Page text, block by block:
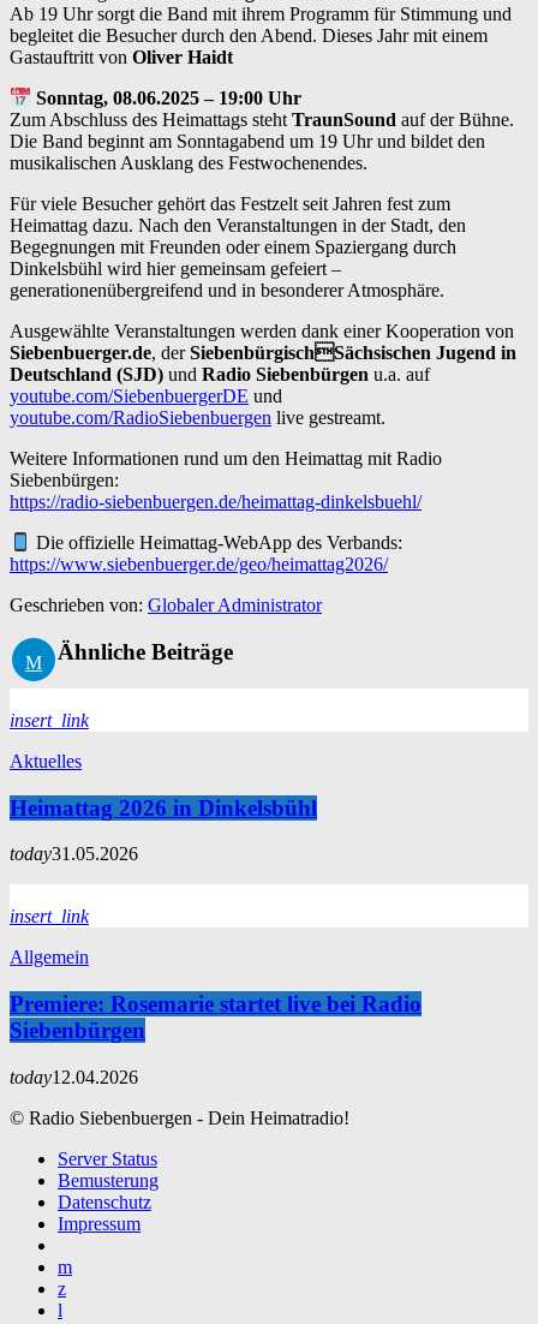
Ab 19 Uhr sorgt die Band mit ihrem Programm für Stimmung und
begleitet die Besucher durch den Abend. Dieses Jahr mit einem
Gastauftritt von Oliver Haidt
Sonntag, 08.06.2025 – 19:00 Uhr
Zum Abschluss des Heimattags steht TraunSound auf der Bühne.
Die Band beginnt am Sonntagabend um 19 Uhr und bildet den
musikalischen Ausklang des Festwochenendes.
Für viele Besucher gehört das Festzelt seit Jahren fest zum
Heimattag dazu. Nach den Veranstaltungen in der Stadt, den
Begegnungen mit Freunden oder einem Spaziergang durch
Dinkelsbühl wird hier gemeinsam gefeiert –
generationenübergreifend und in besonderer Atmosphäre.
Ausgewählte Veranstaltungen werden dank einer Kooperation von
Siebenbuerger.de, derSiebenbürgischSächsischen Jugend in
Deutschland (SJD) und Radio Siebenbürgen u.a. auf
youtube.com/SiebenbuergerDE und
youtube.com/RadioSiebenbuergen live gestreamt.
Weitere Informationen rund um den Heimattag mit Radio
Siebenbürgen:
https://radio-siebenbuergen.de/heimattag-dinkelsbuehl/
Die offizielle Heimattag-WebApp des Verbands:
https://www.siebenbuerger.de/geo/heimattag2026/
Geschrieben von: Globaler Administrator
Ähnliche Beiträge
insert_link
Aktuelles
Heimattag 2026 in Dinkelsbühl
today31.05.2026
insert_link
Allgemein
Premiere: Rosemarie startet live bei Radio
Siebenbürgen
today12.04.2026
© Radio Siebenbuergen - Dein Heimatradio!
Server Status
Bemusterung
Datenschutz
Impressum